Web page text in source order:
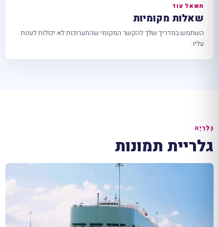
תשאל עוד
שאלות מקומיות
השתמש במדריך שלך להקשר המקומי שהתערוכות לא יכולות לענות
עליו.
גָלֶרֵיָה
גלריית תמונות